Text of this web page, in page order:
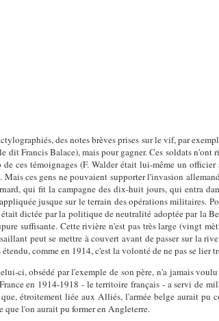
des notes brèves prises sur le vif, par
dit Francis Balace), mais pour gagner. Ces soldats
ces témoignages (F. Walder était lui-même un
ces gens ne pouvaient supporter l'invasion
qui fit la campagne des dix-huit jours, qui entra
jusque sur le terrain des opérations militaires.
dictée par la politique de neutralité adoptée par la
suffisante. Cette rivière n'est pas très large (vingt
peut se mettre à couvert avant de passer sur la
comme en 1914, c'est la volonté de ne pas se lier
ci, obsédé par l'exemple de son père, n'a jamais
en 1914-1918 - le territoire français - a servi de
étroitement liée aux Alliés, l'armée belge aurait pu
que l'on aurait pu former en Angleterre.